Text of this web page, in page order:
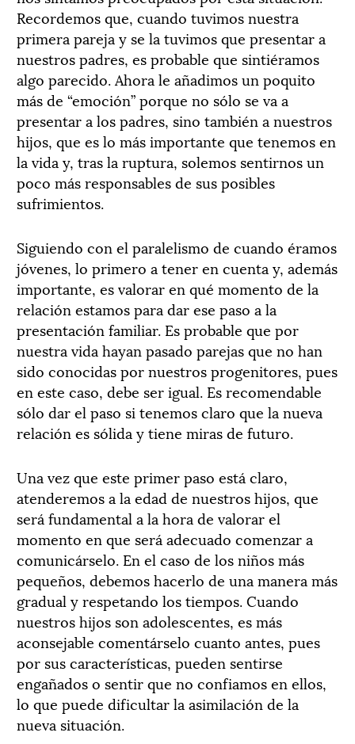
Recordemos que, cuando tuvimos nuestra
primera pareja y se la tuvimos que presentar a
nuestros padres, es probable que sintiéramos
algo parecido. Ahora le añadimos un poquito
más de “emoción” porque no sólo se va a
presentar a los padres, sino también a nuestros
hijos, que es lo más importante que tenemos en
la vida y, tras la ruptura, solemos sentirnos un
poco más responsables de sus posibles
sufrimientos.
Siguiendo con el paralelismo de cuando éramos
jóvenes, lo primero a tener en cuenta y, además
importante, es valorar en qué momento de la
relación estamos para dar ese paso a la
presentación familiar. Es probable que por
nuestra vida hayan pasado parejas que no han
sido conocidas por nuestros progenitores, pues
en este caso, debe ser igual. Es recomendable
sólo dar el paso si tenemos claro que la nueva
relación es sólida y tiene miras de futuro.
Una vez que este primer paso está claro,
atenderemos a la edad de nuestros hijos, que
será fundamental a la hora de valorar el
momento en que será adecuado comenzar a
comunicárselo. En el caso de los niños más
pequeños, debemos hacerlo de una manera más
gradual y respetando los tiempos. Cuando
nuestros hijos son adolescentes, es más
aconsejable comentárselo cuanto antes, pues
por sus características, pueden sentirse
engañados o sentir que no confiamos en ellos,
lo que puede dificultar la asimilación de la
nueva situación.